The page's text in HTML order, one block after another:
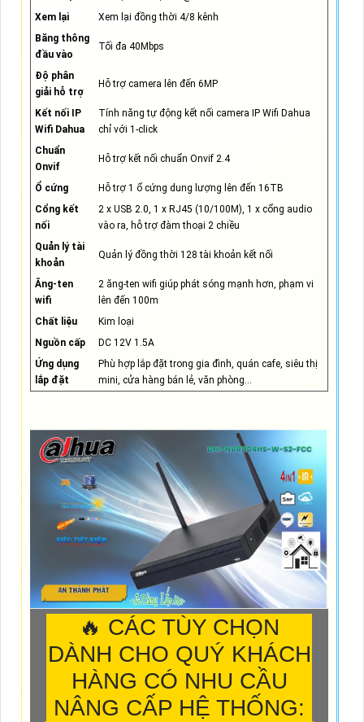
Xem lại
Xem lại đồng thời 4/8 kênh
Băng thông
đầu vào
Tối đa 40Mbps
Độ phân
giải hỗ trợ
Hỗ trợ camera lên đến 6MP
Kết nối IP
Wifi Dahua
Tính năng tự động kết nối camera IP Wifi Dahua
chỉ với 1-click
Chuẩn
Onvif
Hỗ trợ kết nối chuẩn Onvif 2.4
Ổ cứng
Hỗ trợ 1 ổ cứng dung lượng lên đến 16TB
Cổng kết
nối
2 x USB 2.0, 1 x RJ45 (10/100M), 1 x cổng audio
vào ra, hỗ trợ đàm thoại 2 chiều
Quản lý tài
khoản
Quản lý đồng thời 128 tài khoản kết nối
Ăng-ten
wifi
2 ăng-ten wifi giúp phát sóng mạnh hơn, phạm vi
lên đến 100m
Chất liệu
Kim loại
Nguồn cấp
DC 12V 1.5A
Ứng dụng
lắp đặt
Phù hợp lắp đặt trong gia đình, quán cafe, siêu thị
mini, cửa hàng bán lẻ, văn phòng...
🔥 CÁC TÙY CHỌN
DÀNH CHO QUÝ KHÁCH
HÀNG CÓ NHU CẦU
NÂNG CẤP HỆ THỐNG: